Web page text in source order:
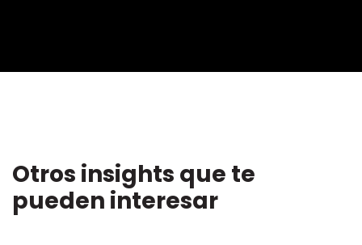
Otros insights que te
pueden interesar